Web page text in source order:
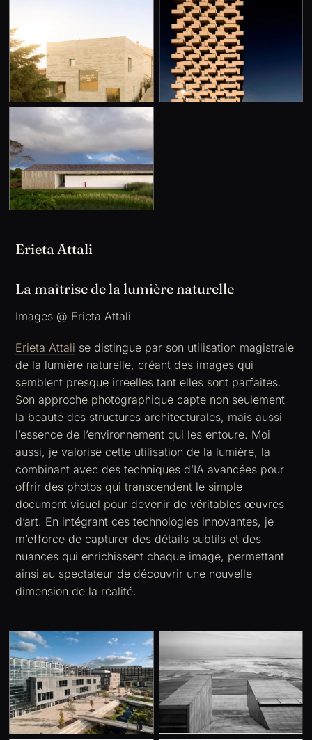
Erieta Attali
La maîtrise de la lumière naturelle
Images @ Erieta Attali
Erieta Attali se distingue par son utilisation magistrale
de la lumière naturelle, créant des images qui
semblent presque irréelles tant elles sont parfaites.
Son approche photographique capte non seulement
la beauté des structures architecturales, mais aussi
l’essence de l’environnement qui les entoure. Moi
aussi, je valorise cette utilisation de la lumière, la
combinant avec des techniques d’IA avancées pour
offrir des photos qui transcendent le simple
document visuel pour devenir de véritables œuvres
d’art. En intégrant ces technologies innovantes, je
m’efforce de capturer des détails subtils et des
nuances qui enrichissent chaque image, permettant
ainsi au spectateur de découvrir une nouvelle
dimension de la réalité.